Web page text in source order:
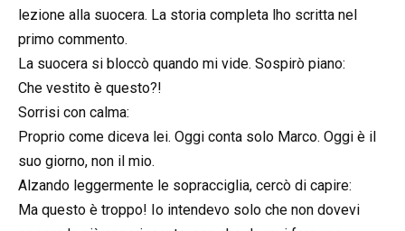
lezione alla suocera. La storia completa lho scritta nel
primo commento.
La suocera si bloccò quando mi vide. Sospirò piano:
Che vestito è questo?!
Sorrisi con calma:
Proprio come diceva lei. Oggi conta solo Marco. Oggi è il
suo giorno, non il mio.
Alzando leggermente le sopracciglia, cercò di capire:
Ma questo è troppo! Io intendevo solo che non dovevi